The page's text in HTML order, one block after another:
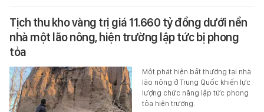
Tịch thu kho vàng trị giá 11.660 tỷ đồng dưới nền
nhà một lão nông, hiện trường lập tức bị phong
tỏa
Một phát hiện bất thường tại nhà
lão nông ở Trung Quốc khiến lực
lượng chức năng lập tức phong
tỏa hiện trường.